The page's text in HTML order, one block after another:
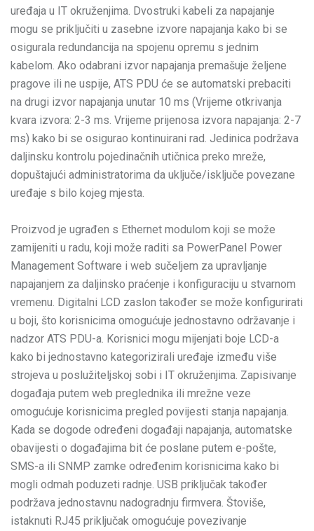
uređaja u IT okruženjima. Dvostruki kabeli za napajanje
mogu se priključiti u zasebne izvore napajanja kako bi se
osigurala redundancija na spojenu opremu s jednim
kabelom. Ako odabrani izvor napajanja premašuje željene
pragove ili ne uspije, ATS PDU će se automatski prebaciti
na drugi izvor napajanja unutar 10 ms (Vrijeme otkrivanja
kvara izvora: 2-3 ms. Vrijeme prijenosa izvora napajanja: 2-7
ms) kako bi se osigurao kontinuirani rad. Jedinica podržava
daljinsku kontrolu pojedinačnih utičnica preko mreže,
dopuštajući administratorima da uključe/isključe povezane
uređaje s bilo kojeg mjesta.
Proizvod je ugrađen s Ethernet modulom koji se može
zamijeniti u radu, koji može raditi sa PowerPanel Power
Management Software i web sučeljem za upravljanje
napajanjem za daljinsko praćenje i konfiguraciju u stvarnom
vremenu. Digitalni LCD zaslon također se može konfigurirati
u boji, što korisnicima omogućuje jednostavno održavanje i
nadzor ATS PDU-a. Korisnici mogu mijenjati boje LCD-a
kako bi jednostavno kategorizirali uređaje između više
strojeva u poslužiteljskoj sobi i IT okruženjima. Zapisivanje
događaja putem web preglednika ili mrežne veze
omogućuje korisnicima pregled povijesti stanja napajanja.
Kada se dogode određeni događaji napajanja, automatske
obavijesti o događajima bit će poslane putem e-pošte,
SMS-a ili SNMP zamke određenim korisnicima kako bi
mogli odmah poduzeti radnje. USB priključak također
podržava jednostavnu nadogradnju firmvera. Štoviše,
istaknuti RJ45 priključak omogućuje povezivanje